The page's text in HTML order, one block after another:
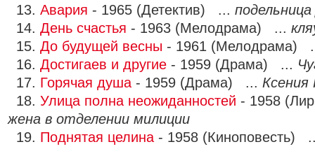
13. Авария - 1965 (Детектив) ...
14. День счастья - 1963 (Мелодрама) ...
15. До будущей весны - 1961 (Мелодрама)
16. Достигаев и другие - 1959 (Драма) ...
17. Горячая душа - 1959 (Драма) ... Ксения
18. Улица полна неожиданностей - 1958
жена в отделении милиции
19. Поднятая целина - 1958 (Киноповесть)